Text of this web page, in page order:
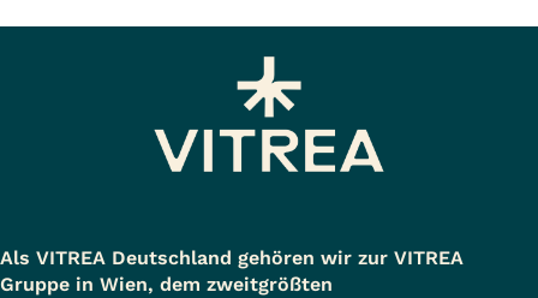
Als VITREA Deutschland gehören wir zur VITREA
Gruppe in Wien, dem zweitgrößten